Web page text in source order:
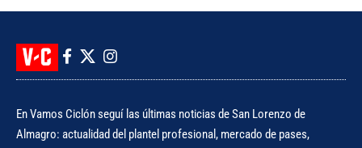
En Vamos Ciclón seguí las últimas noticias de San Lorenzo de
Almagro: actualidad del plantel profesional, mercado de pases,